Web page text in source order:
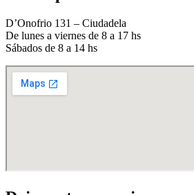
D’Onofrio 131 – Ciudadela
De lunes a viernes de 8 a 17 hs
Sábados de 8 a 14 hs